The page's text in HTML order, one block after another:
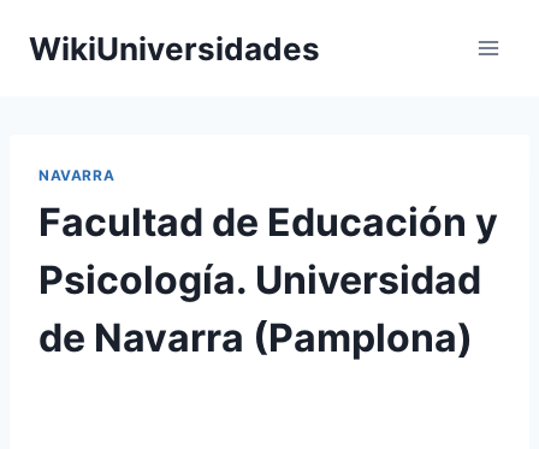
WikiUniversidades
NAVARRA
Facultad de Educación y
Psicología. Universidad
de Navarra (Pamplona)